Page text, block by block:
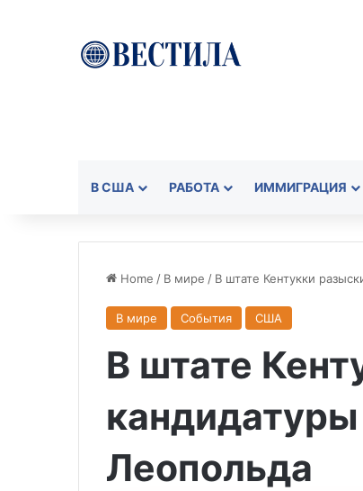
В США РАБОТА ИММИГРАЦИЯ
Home / В мире / В штате Кентукки
В мире События США
В штате
Леопольда